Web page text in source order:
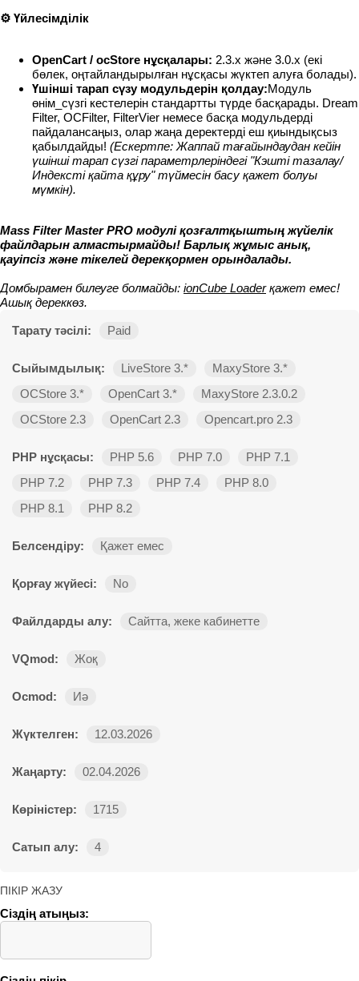
⚙️ Үйлесімділік
OpenCart / ocStore нұсқалары: 2.3.x және 3.0.x (екі
бөлек, оңтайландырылған нұсқасы жүктеп алуға болады).
Үшінші тарап сүзу модульдерін қолдау:Модуль
өнім_сүзгі кестелерін стандартты түрде басқарады. Dream
Filter, OCFilter, FilterVier немесе басқа модульдерді
пайдалансаңыз, олар жаңа деректерді еш қиындықсыз
қабылдайды! (Ескертпе: Жаппай тағайындаудан кейін
үшінші тарап сүзгі параметрлеріндегі "Кэшті тазалау/
Индексті қайта құру" түймесін басу қажет болуы
мүмкін).
Mass Filter Master PRO модулі қозғалтқыштың жүйелік
файлдарын алмастырмайды! Барлық жұмыс анық,
қауіпсіз және тікелей дерекқормен орындалады.
Домбырамен билеуге болмайды: ionCube Loaderқажет емес!
Ашық дереккөз.
Тарату тәсілі: Paid
Сыйымдылық: LiveStore 3.*
MaxyStore 3.*
OCStore 3.*
OpenCart 3.*
MaxyStore 2.3.0.2
OCStore 2.3
OpenCart 2.3 Opencart.pro 2.3
PHP нұсқасы: PHP 5.6 PHP 7.0
PHP 7.1
PHP 7.2
PHP 7.3 PHP 7.4
PHP 8.0
PHP 8.1
PHP 8.2
Белсендіру: Қажет емес
Қорғау жүйесі: No
Файлдарды алу: Сайтта, жеке кабинетте
VQmod: Жоқ
Ocmod: Иә
Жүктелген: 12.03.2026
Жаңарту: 02.04.2026
Көріністер: 1715
Сатып алу: 4
ПІКІР ЖАЗУ
Сіздің атыңыз: